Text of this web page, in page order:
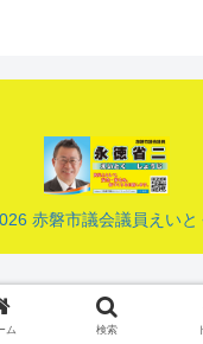
赤磐市議会議員えいと
ム 検索